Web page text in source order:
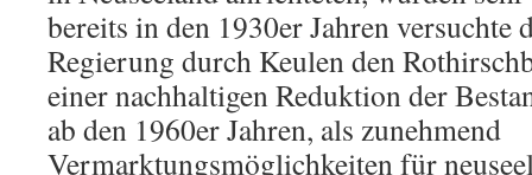
bereits in den 1930er Jahren versuchte
Regierung durch Keulen den
einer nachhaltigen Reduktion der
ab den 1960er Jahren, als zunehmend
Vermarktungsmöglichkeiten für